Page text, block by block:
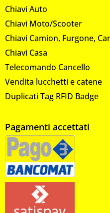
Chiavi Auto
Chiavi Moto/Scooter
Chiavi Camion, Furgone,
Chiavi Casa
Telecomando Cancello
Vendita lucchetti e catene
Duplicati Tag RFID Badge
Pagamenti accettati